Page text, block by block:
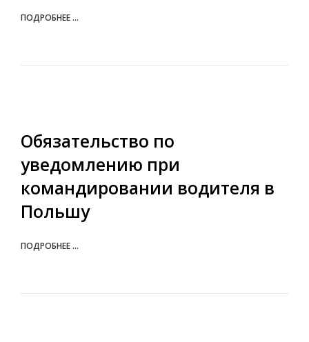
ПОДРОБНЕЕ ...
Обязательство по
уведомлению при
командировании водителя в
Польшу
ПОДРОБНЕЕ ...